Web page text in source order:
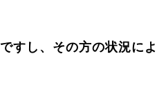
すし、その方の状況によ